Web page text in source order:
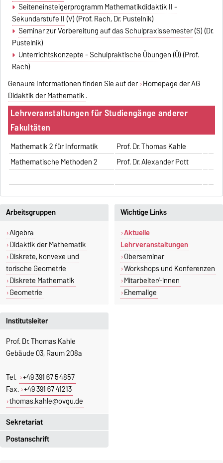
Seiteneinsteigerprogramm Mathematikdidaktik II -
Sekundarstufe II(V) (Prof. Rach, Dr. Pustelnik)
Seminar zur Vorbereitung auf das Schulpraxissemester(S) (Dr.
Pustelnik)
Unterrichtskonzepte - Schulpraktische Übungen(Ü) (Prof.
Rach)
Genaure Informationen finden Sie auf der Homepage der AG
Didaktik der Mathematik.
Lehrveranstaltungen für Studiengänge anderer
Fakultäten
Mathematik 2 für Informatik
Prof. Dr. Thomas Kahle
Mathematische Methoden 2
Prof. Dr. Alexander Pott
Arbeitsgruppen
Algebra
Didaktik der Mathematik
Diskrete, konvexe und
torische Geometrie
Diskrete Mathematik
Geometrie
Institutsleiter
Prof. Dr. Thomas Kahle
Gebäude 03, Raum 208a
Tel. +49 391 67 54857
Fax. +49 391 67 41213
thomas.kahle@ovgu.de
Sekretariat
Jeannette Polte
Postanschrift
Wichtige Links
Aktuelle
Lehrveranstaltungen
Oberseminar
Workshops und Konferenzen
Mitarbeiter/-innen
Ehemalige